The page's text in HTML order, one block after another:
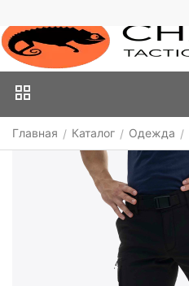
Главная / Каталог / Одежда /